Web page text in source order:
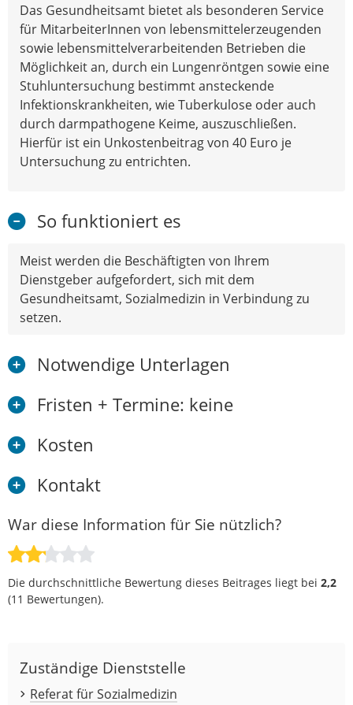
Das Gesundheitsamt bietet als besonderen Service
für MitarbeiterInnen von lebensmittelerzeugenden
sowie lebensmittelverarbeitenden Betrieben die
Möglichkeit an, durch ein Lungenröntgen sowie eine
Stuhluntersuchung bestimmt ansteckende
Infektionskrankheiten, wie Tuberkulose oder auch
durch darmpathogene Keime, auszuschließen.
Hierfür ist ein Unkostenbeitrag von 40 Euro je
Untersuchung zu entrichten.
So funktioniert es
Meist werden die Beschäftigten von Ihrem
Dienstgeber aufgefordert, sich mit dem
Gesundheitsamt, Sozialmedizin in Verbindung zu
setzen.
Notwendige Unterlagen
Fristen + Termine: keine
Kosten
Kontakt
War diese Information für Sie nützlich?
Die durchschnittliche Bewertung dieses Beitrages liegt bei 2,2
(11 Bewertungen).
Zuständige Dienststelle
Referat für Sozialmedizin